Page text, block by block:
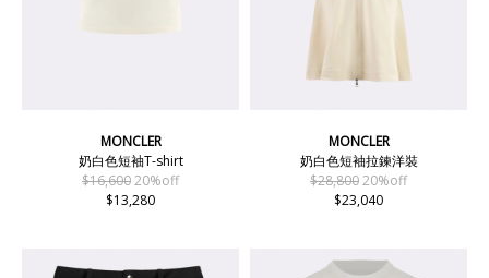
MONCLER
奶白色短袖T-shirt
$16,60020%off
$13,280
MONCLER
奶白色短袖拉鍊洋裝
$28,80020%off
$23,040